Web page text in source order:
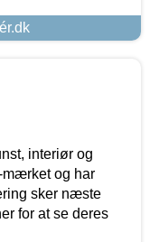
interiør og
mærket og har
sker næste
for at se deres